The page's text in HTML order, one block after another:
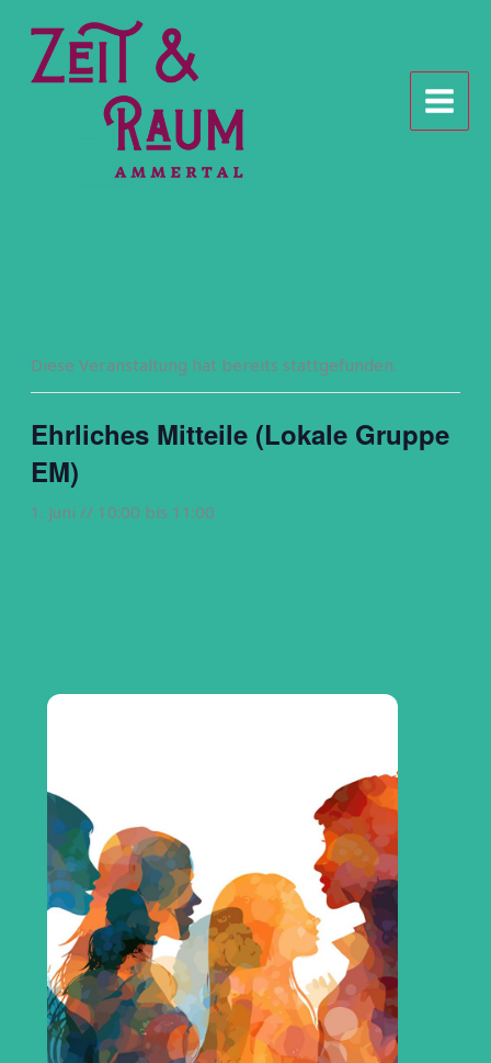
Inhalt
springen
Diese Veranstaltung hat bereits stattgefunden.
Ehrliches Mitteile (Lokale Gruppe
EM)
1. Juni // 10:00 bis 11:00